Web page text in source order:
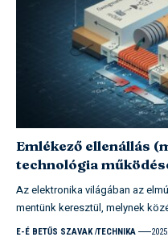
Emlékező ellenállás
technológia
Az elektronika világában az
mentünk keresztül, melynek
E-É BETŰS SZAVAK TECHNIKA